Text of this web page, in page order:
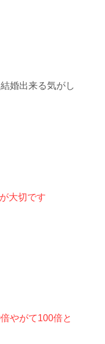
婚出来る気がし
大切です
やがて100倍と